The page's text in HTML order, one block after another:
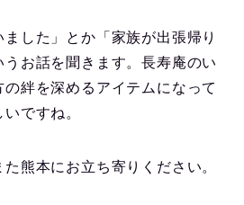
した」とか「家族が出張帰り
お話を聞きます。長寿庵のい
絆を深めるアイテムになって
ですね。
熊本にお立ち寄りください。